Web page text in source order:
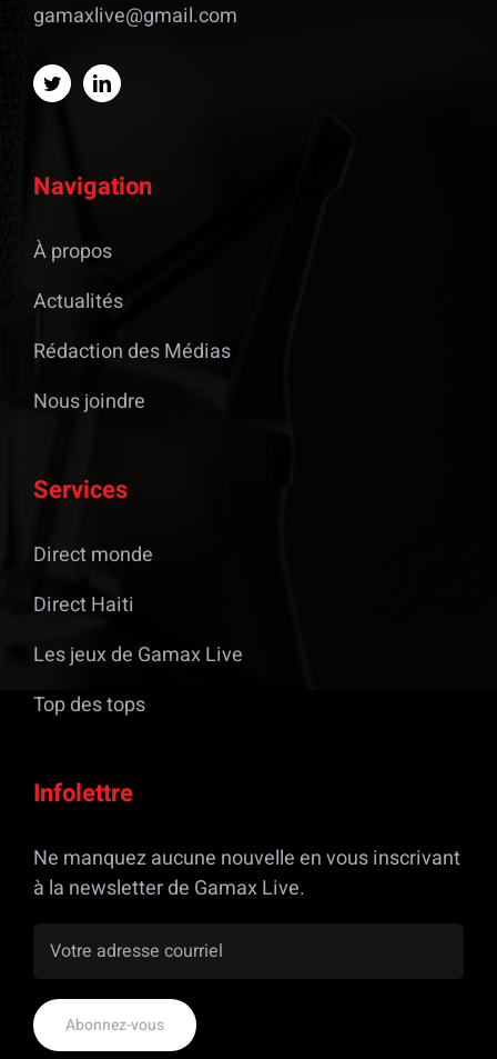
gamaxlive@gmail.com
Navigation
À propos
Actualités
Rédaction des Médias
Nous joindre
Services
Direct monde
Direct Haiti
Les jeux de Gamax Live
Top des tops
Infolettre
Ne manquez aucune nouvelle en vous inscrivant
à la newsletter de Gamax Live.